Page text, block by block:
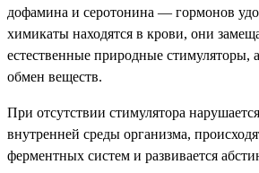
дофамина и серотонина — гормонов
химикаты находятся в крови, они
естественные природные стимуляторы,
обмен веществ.
При отсутствии стимулятора
внутренней среды организма,
ферментных систем и развивается